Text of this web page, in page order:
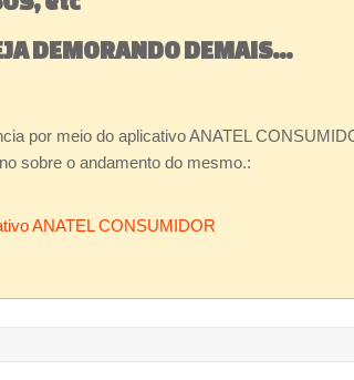
DEMORANDO DEMAIS...
por meio do aplicativo ANATEL
sobre o andamento do mesmo.:
ANATEL CONSUMIDOR